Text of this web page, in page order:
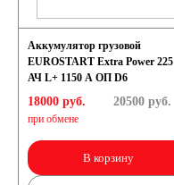
Аккумулятор грузовой
EUROSTART Extra Power 225
АЧ L+ 1150 A ОП D6
18000 руб.
при обмене
20500руб.
В корзину